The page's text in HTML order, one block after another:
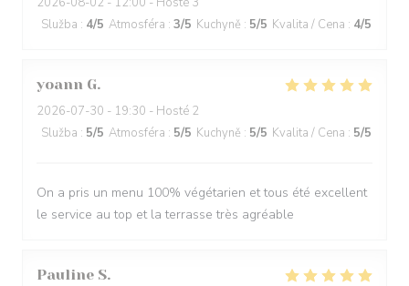
Služba : 4/5 Atmosféra : 3/5 Kuchyně : 5/5 Kvalita / Cena : 4/5
yoann G
2026-07-30 - 19:30 - Hosté 2
Služba : 5/5 Atmosféra : 5/5 Kuchyně : 5/5 Kvalita / Cena : 5/5
On a pris un menu 100% végétarien et tous été excellent
le service au top et la terrasse très agréable
Pauline S